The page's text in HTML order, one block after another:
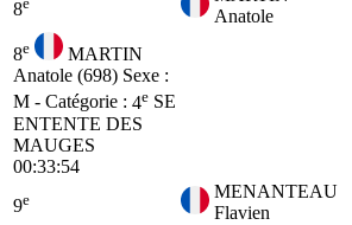
8
Anatole
8e
MARTIN
Anatole (698) Sexe :
M - Catégorie : 4e SE
ENTENTE DES
MAUGES
00:33:54
9e
MENANTEAU
Flavien